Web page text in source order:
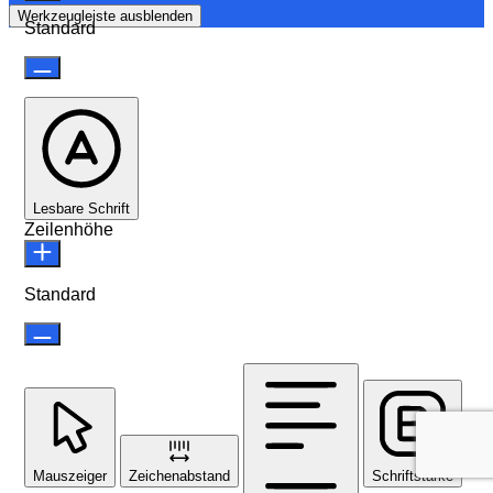
Werkzeugleiste ausblenden
Standard
Lesbare Schrift
Zeilenhöhe
Standard
Mauszeiger Zeichenabstand Schriftstärke